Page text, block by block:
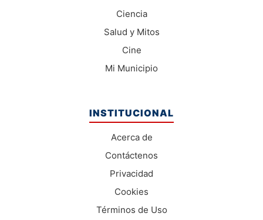
Ciencia
Salud y Mitos
Cine
Mi Municipio
INSTITUCIONAL
Acerca de
Contáctenos
Privacidad
Cookies
Términos de Uso